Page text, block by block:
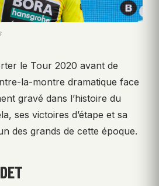
le Tour 2020 avant de
la-montre dramatique face
gravé dans l’histoire du
ses victoires d’étape et sa
des grands de cette époque.